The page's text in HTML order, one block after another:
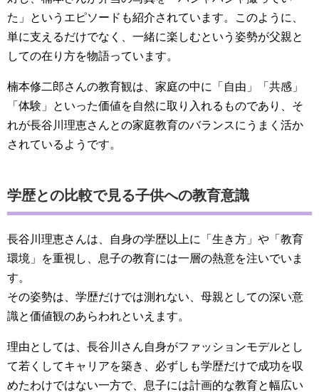
た」というエピソードも紹介されています。このように、
単に支えるだけでなく、一緒に楽しむという姿勢が父親と
しての在り方を物語っています。
楠本修二郎さんの教育観は、家庭の中に「自由」「共感」
「体験」といった価値を自然に取り入れるものであり、そ
れが長谷川理恵さんとの家庭教育のバランスにうまく活か
されているようです。
学歴との比較で見る子供への教育意識
長谷川理恵さんは、自身の学歴以上に「生き方」や「教育
環境」を重視し、息子の教育には一層の熱意を注いでいま
す。
その姿勢は、学歴だけでは測れない、母親としての深い意
識と価値観のあらわれといえます。
理由としては、長谷川さん自身がファッションモデルとし
て若くしてキャリアを築き、必ずしも学歴だけで成功を収
めたわけではない一方で、息子には計画的な教育と幅広い